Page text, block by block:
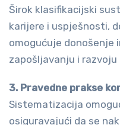
Širok klasifikacijski
karijere i uspješnosti,
omogućuje donošenje
zapošljavanju i razvoju
3. Pravedne prakse
Sistematizacija
osiguravajući da se